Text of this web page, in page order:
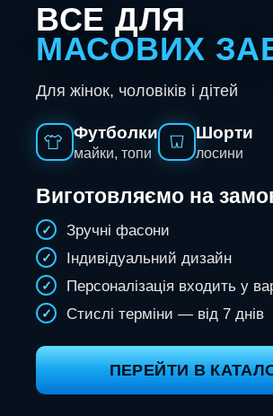
ВСЕ ДЛЯ
МАСОВИХ
Для жінок, чоловіків і дітей
Футболки
майки, топи
Шорти
лосини
Виготовляємо на
Зручні фасони
Індивідуальний дизайн
Персоналізація входить у
Стислі терміни — від 7 днів
ПЕРЕЙТИ В